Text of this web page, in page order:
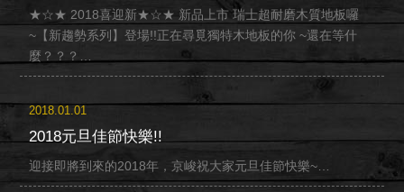
★☆★ 2018喜迎新★☆★ 新品上市 瑞士超耐磨木質地板囉
~【新趨勢系列】登場!!正在尋覓獨特木地板的你 ~還在等什
麼？？？…
2018.01.01
2018元旦佳節快樂!!
迎接即將到來的2018年，京峻祝大家元旦佳節快樂~…